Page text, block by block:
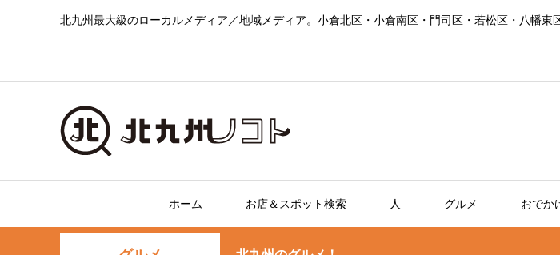
北九州最大級のローカルメディア／地域メディア。小倉北区・小倉南区・門司区・若松区・八幡
ホーム お店＆スポット検索 人 グルメ おでか